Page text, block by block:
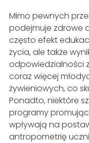
Mimo pewnych
podejmuje zdrowe
często efekt
życia, ale także
odpowiedzialności
coraz więcej
żywieniowych, co
Ponadto, niektóre
programy
wpływają na
antropometrię